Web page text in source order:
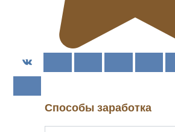
Способы заработка